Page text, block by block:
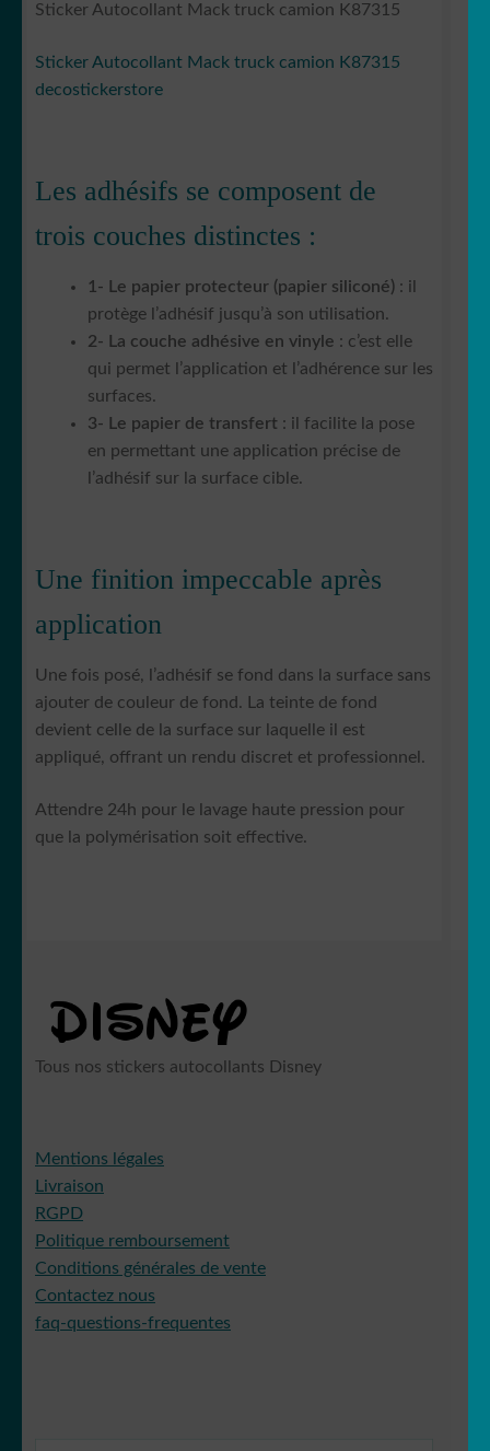
Sticker Autocollant Mack truck camion K87315
Sticker Autocollant Mack truck camion K87315
decostickerstore
Les adhésifs se composent de
trois couches distinctes :
1- Le papier protecteur (papier siliconé) : il
protège l’adhésif jusqu’à son utilisation.
2- La couche adhésive en vinyle : c’est elle
qui permet l’application et l’adhérence sur les
surfaces.
3- Le papier de transfert : il facilite la pose
en permettant une application précise de
l’adhésif sur la surface cible.
Une finition impeccable après
application
Une fois posé, l’adhésif se fond dans la surface sans
ajouter de couleur de fond. La teinte de fond
devient celle de la surface sur laquelle il est
appliqué, offrant un rendu discret et professionnel.
Attendre 24h pour le lavage haute pression pour
que la polymérisation soit effective.
Tous nos stickers autocollants Disney
Mentions légales
Livraison
RGPD
Politique remboursement
Conditions générales de vente
Contactez nous
faq-questions-frequentes